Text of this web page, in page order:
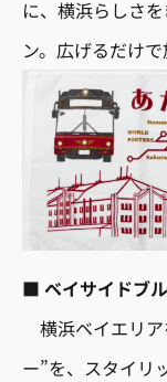
に、横浜らしさ
ン。広げるだけ
■ ベイサイドブ
横浜ベイエリ
ー”を、スタイリ